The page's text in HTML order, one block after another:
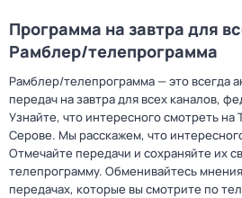
Программа на завтра для
Рамблер/телепрограмма
Рамблер/телепрограмма — это всегда
передач на завтра для всех каналов,
Узнайте, что интересного смотреть на
Серове. Мы расскажем, что
Отмечайте передачи и сохраняйте их
телепрограмму. Обменивайтесь
передачах, которые вы смотрите по